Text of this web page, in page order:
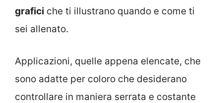
grafici che ti illustrano quando e come ti
sei allenato.
Applicazioni, quelle appena elencate, che
sono adatte per coloro che desiderano
controllare in maniera serrata e costante